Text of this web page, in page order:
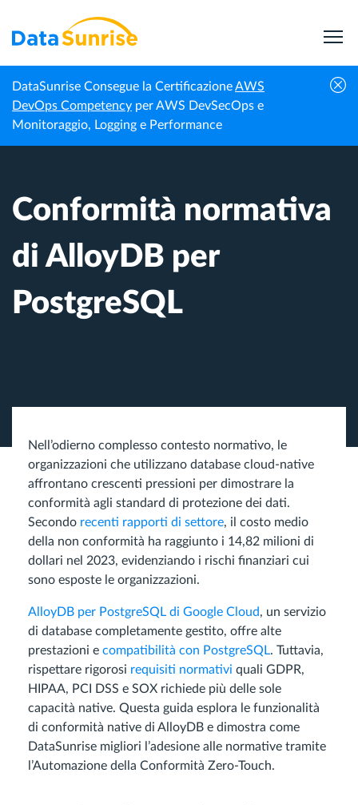
DataSunrise Consegue la CertificazioneAWS
DevOps Competency per AWS DevSecOps e
Monitoraggio, Logging e Performance
Homepage
Centro di
Conoscenza
Conformità normativa di AlloyDB per
Conformità normativa
di AlloyDB per
PostgreSQL
Nell’odierno complesso contesto normativo, le
organizzazioni che utilizzano database cloud-native
affrontano crescenti pressioni per dimostrare la
conformità agli standard di protezione dei dati.
Secondo recenti rapporti di settore, il costo medio
della non conformità ha raggiunto i 14,82 milioni di
dollari nel 2023, evidenziando i rischi finanziari cui
sono esposte le organizzazioni.
AlloyDB per PostgreSQL di Google Cloud, un servizio
di database completamente gestito, offre alte
prestazioni e compatibilità con PostgreSQL. Tuttavia,
rispettare rigorosi requisiti normativi quali GDPR,
HIPAA, PCI DSS e SOX richiede più delle sole
capacità native. Questa guida esplora le funzionalità
di conformità native di AlloyDB e dimostra come
DataSunrise migliori l’adesione alle normative tramite
l’Automazione della Conformità Zero-Touch.